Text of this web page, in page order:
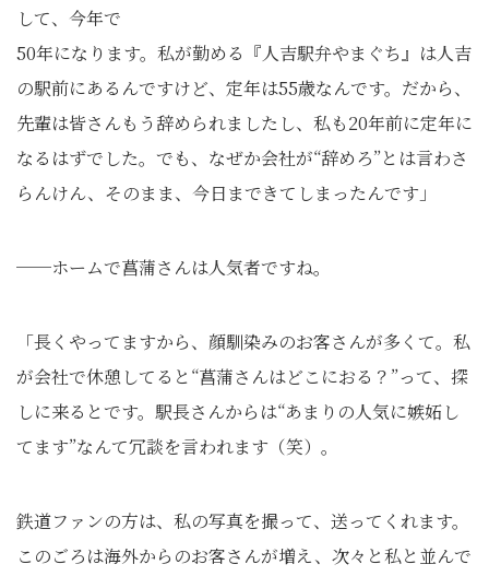
して、今年で
50年になります。私が勤める『人吉駅弁やまぐち』は人吉
の駅前にあるんですけど、定年は55歳なんです。だから、
先輩は皆さんもう辞められましたし、私も20年前に定年に
なるはずでした。でも、なぜか会社が“辞めろ”とは言わさ
らんけん、そのまま、今日まできてしまったんです」
──ホームで菖蒲さんは人気者ですね。
「長くやってますから、顔馴染みのお客さんが多くて。私
が会社で休憩してると“菖蒲さんはどこにおる？”って、探
しに来るとです。駅長さんからは“あまりの人気に嫉妬し
てます”なんて冗談を言われます（笑）。
鉄道ファンの方は、私の写真を撮って、送ってくれます。
このごろは海外からのお客さんが増え、次々と私と並んで